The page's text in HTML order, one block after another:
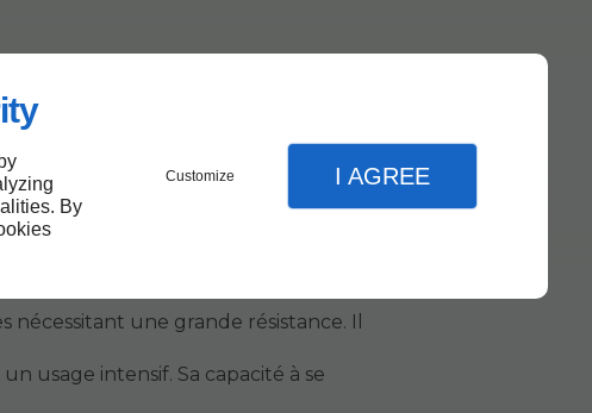
By
Customize I AGREE
et de leur esthétique
variété d'options.
des caractéristiques distinctes qui
nécessitant une grande résistance. Il
usage intensif. Sa capacité à se